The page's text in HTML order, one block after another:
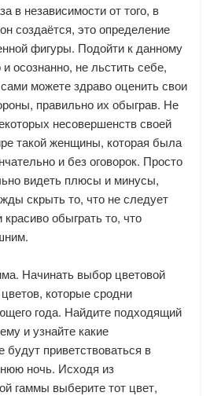
в независимости от того, в
создаётся, это определение
фигуры. Подойти к данному
осознанно, не льстить себе,
можете здраво оценить свои
правильно их обыграв. Не
несовершенств своей
такой женщины, которая была
и без оговорок. Просто
видеть плюсы и минусы,
скрыть то, что не следует
обыграть то, что
Начинать выбор цветовой
которые сродни
года. Найдите подходящий
и узнайте какие
будут приветствоваться в
ночь. Исходя из
гаммы выберите тот цвет,